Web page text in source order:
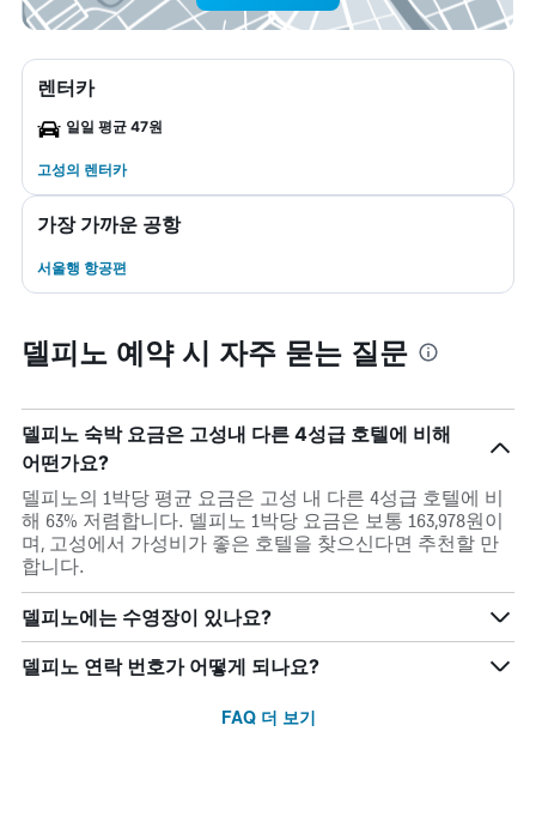
렌터카
일일 평균 47원
고성​의 렌터카
가장 가까운 공항
서울행 항공편
델피노 예약 시 자주 묻는 질문
델피노 숙박 요금은 고성내 다른 4성급 호텔에 비해
어떤가요?
델피노의 1박당 평균 요금은 고성 내 다른 4성급 호텔에 비
해 63% 저렴합니다. 델피노 1박당 요금은 보통 163,978원이
며, 고성에서 가성비가 좋은 호텔을 찾으신다면 추천할 만
합니다.
델피노에는 수영장이 있나요?
델피노 연락 번호가 어떻게 되나요?
FAQ 더 보기